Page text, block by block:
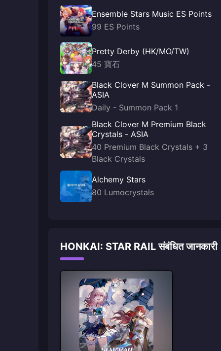
Ensemble Stars Music ES Points
99 ES Points
Pretty Derby (HK/MO/TW)
45 寶石
Black Clover M Summon Pack -
ASIA
Daily - Summon Pack 1
Black Clover M Premium Black
Crystals - ASIA
40 Premium Black Crystals + 3
Black Crystals
Alchemy Stars
80 Lumocrystals
HONKAI: STAR RAIL संबंधित जानकारी